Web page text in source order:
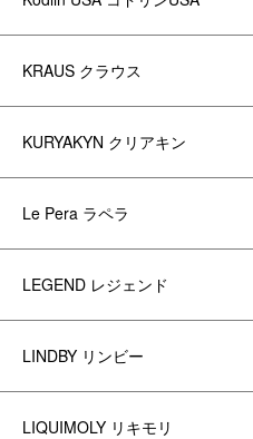
KRAUS クラウス
KURYAKYN クリアキン
Le Pera ラペラ
LEGEND レジェンド
LINDBY リンビー
LIQUIMOLY リキモリ